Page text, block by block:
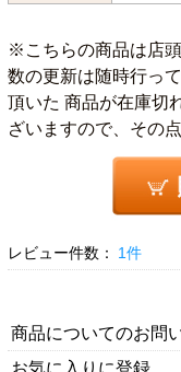
※こちらの商品は店
数の更新は随時行っ
頂いた 商品が在庫切
ざいますので、その
レビュー件数： 1件
商品についてのお問
お気に入りに登録